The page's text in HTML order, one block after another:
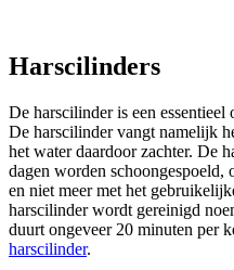
Harscilinders
De harscilinder is een essentieel
De harscilinder vangt namelijk
het water daardoor zachter. De
dagen worden schoongespoeld,
en niet meer met het
harscilinder wordt gereinigd
duurt ongeveer 20 minuten per
harscilinder.